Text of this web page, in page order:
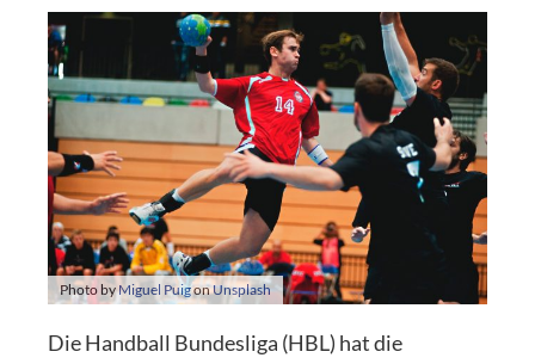
Photo byMiguel PuigonUnsplash
Die Handball Bundesliga (HBL) hat die